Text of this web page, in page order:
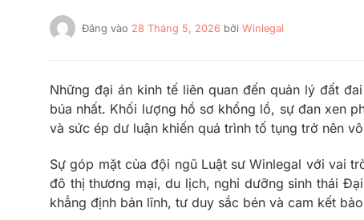
Đăng vào 28 Tháng 5, 2026 bởi Winlegal
Những đại án kinh tế liên quan đến quản lý đất
búa nhất. Khối lượng hồ sơ khổng lồ, sự đan xen
và sức ép dư luận khiến quá trình tố tụng trở nên
Sự góp mặt của đội ngũ Luật sư Winlegal với vai
đô thị thương mại, du lịch, nghỉ dưỡng sinh thái
khẳng định bản lĩnh, tư duy sắc bén và cam kết